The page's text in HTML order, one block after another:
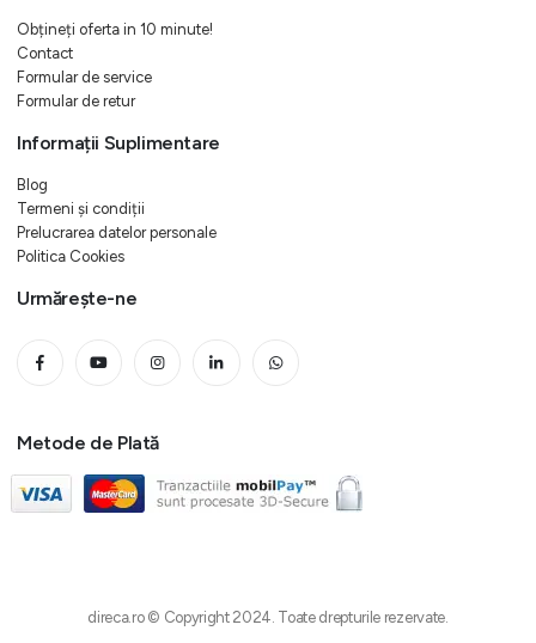
Obțineți oferta in 10 minute!
Contact
Formular de service
Formular de retur
Informații Suplimentare
Blog
Termeni și condiții
Prelucrarea datelor personale
Politica Cookies
Urmărește-ne
Metode de Plată
direca.ro © Copyright 2024. Toate drepturile rezervate.